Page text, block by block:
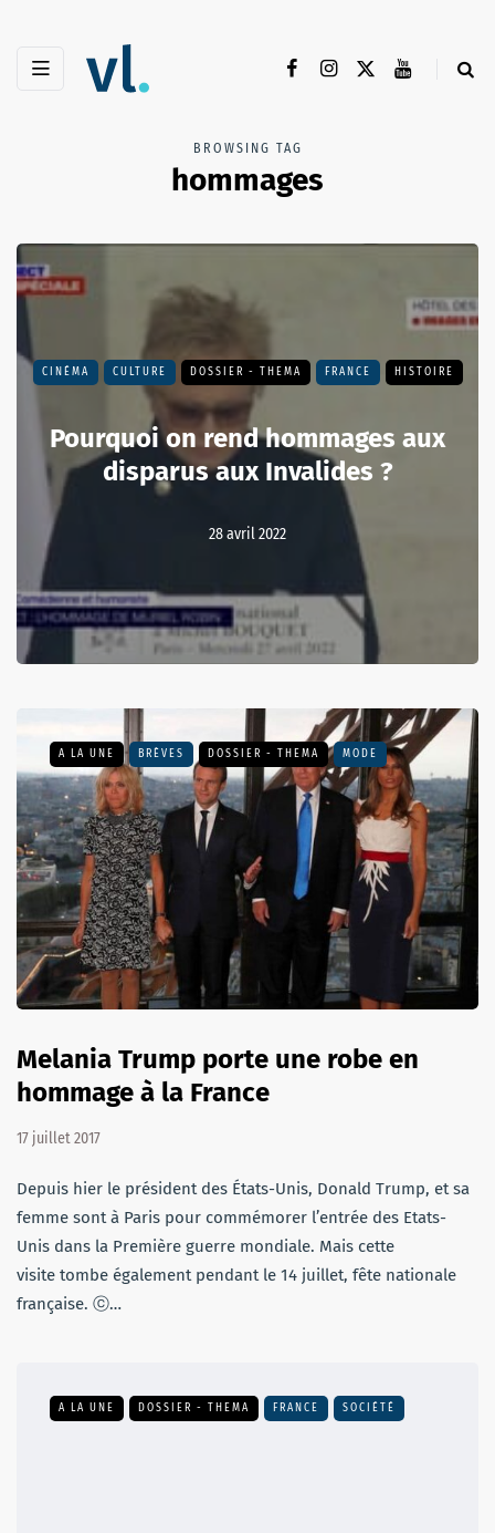
BROWSING TAG
hommages
CINÉMA CULTURE DOSSIER - THEMA FRANCE HISTOIRE
Pourquoi on rend hommages aux
disparus aux Invalides ?
28 avril 2022
A LA UNE BRÈVES DOSSIER - THEMA MODE
Melania Trump porte une robe en
hommage à la France
17 juillet 2017
Depuis hier le président des États-Unis, Donald Trump, et sa
femme sont à Paris pour commémorer l’entrée des Etats-
Unis dans la Première guerre mondiale. Mais cette
visite tombe également pendant le 14 juillet, fête nationale
française. ⓒ…
A LA UNE DOSSIER - THEMA FRANCE SOCIÉTÉ